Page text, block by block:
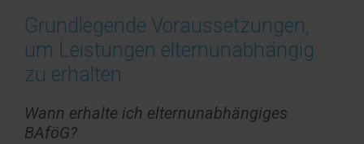
Grundlegende Voraussetzungen,
um Leistungen elternunabhängig
zu erhalten
Wann erhalte ich elternunabhängiges
BAföG?